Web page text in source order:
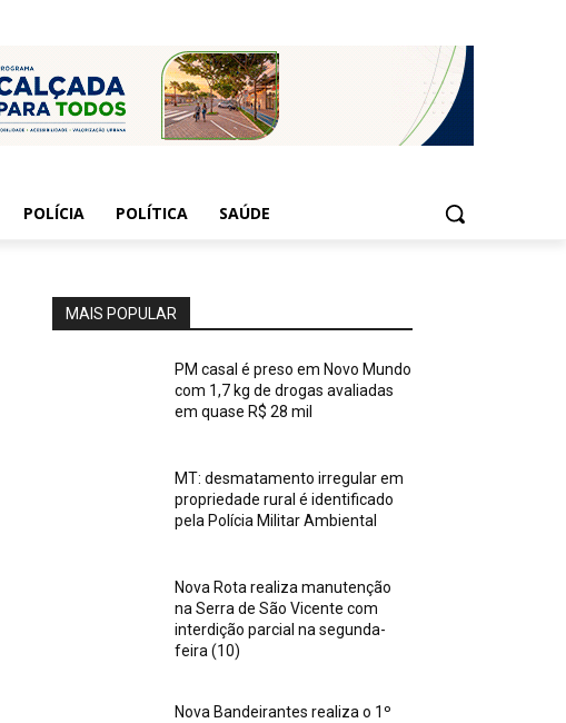
POLÍCIA POLÍTICA SAÚDE
MAIS POPULAR
PM casal é preso em Novo Mundo
com 1,7 kg de drogas avaliadas
em quase R$ 28 mil
MT: desmatamento irregular em
propriedade rural é identificado
pela Polícia Militar Ambiental
Nova Rota realiza manutenção
na Serra de São Vicente com
interdição parcial na segunda-
feira (10)
Nova Bandeirantes realiza o 1º